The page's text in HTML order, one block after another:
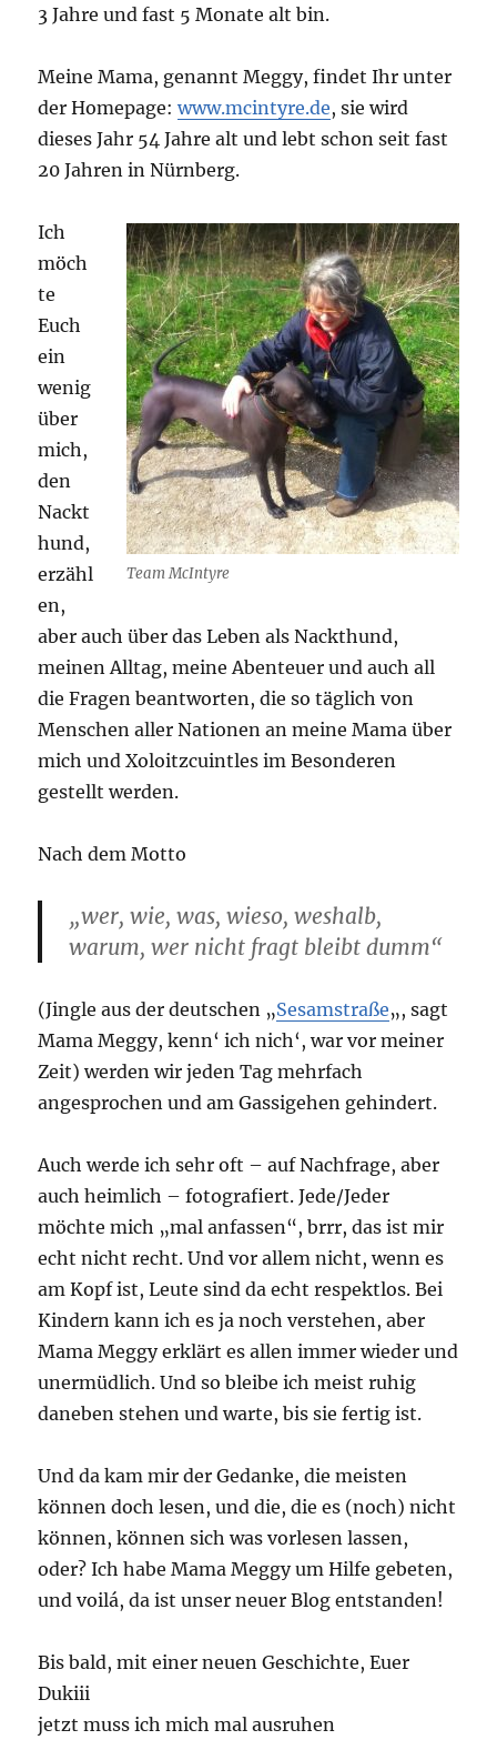
3 Jahre und fast 5 Monate alt bin.
Meine Mama, genannt Meggy, findet Ihr unter
der Homepage:www.mcintyre.de, sie wird
dieses Jahr 54 Jahre alt und lebt schon seit fast
20 Jahren in Nürnberg.
Team McIntyre
Ich
möch
te
Euch
ein
wenig
über
mich,
den
Nackt
hund,
erzähl
en,
aber auch über das Leben als Nackthund,
meinen Alltag, meine Abenteuer und auch all
die Fragen beantworten, die so täglich von
Menschen aller Nationen an meine Mama über
mich und Xoloitzcuintles im Besonderen
gestellt werden.
Nach dem Motto
„wer, wie, was, wieso, weshalb,
warum, wer nicht fragt bleibt dumm“
(Jingle aus der deutschen „Sesamstraße„, sagt
Mama Meggy, kenn‘ ich nich‘, war vor meiner
Zeit) werden wir jeden Tag mehrfach
angesprochen und am Gassigehen gehindert.
Auch werde ich sehr oft – auf Nachfrage, aber
auch heimlich – fotografiert. Jede/Jeder
möchte mich „mal anfassen“, brrr, das ist mir
echt nicht recht. Und vor allem nicht, wenn es
am Kopf ist, Leute sind da echt respektlos. Bei
Kindern kann ich es ja noch verstehen, aber
Mama Meggy erklärt es allen immer wieder und
unermüdlich. Und so bleibe ich meist ruhig
daneben stehen und warte, bis sie fertig ist.
Und da kam mir der Gedanke, die meisten
können doch lesen, und die, die es (noch) nicht
können, können sich was vorlesen lassen,
oder? Ich habe Mama Meggy um Hilfe gebeten,
und voilá, da ist unser neuer Blog entstanden!
Bis bald, mit einer neuen Geschichte, Euer
Dukiii
jetzt muss ich mich mal ausruhen